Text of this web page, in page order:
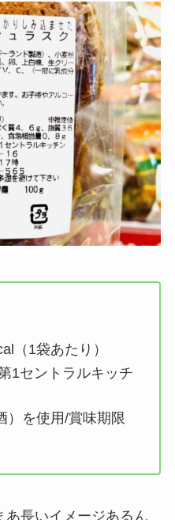
（1袋あたり）
1セントラルキッチ
）を使用/賞味期限
あ長いイメージあるん